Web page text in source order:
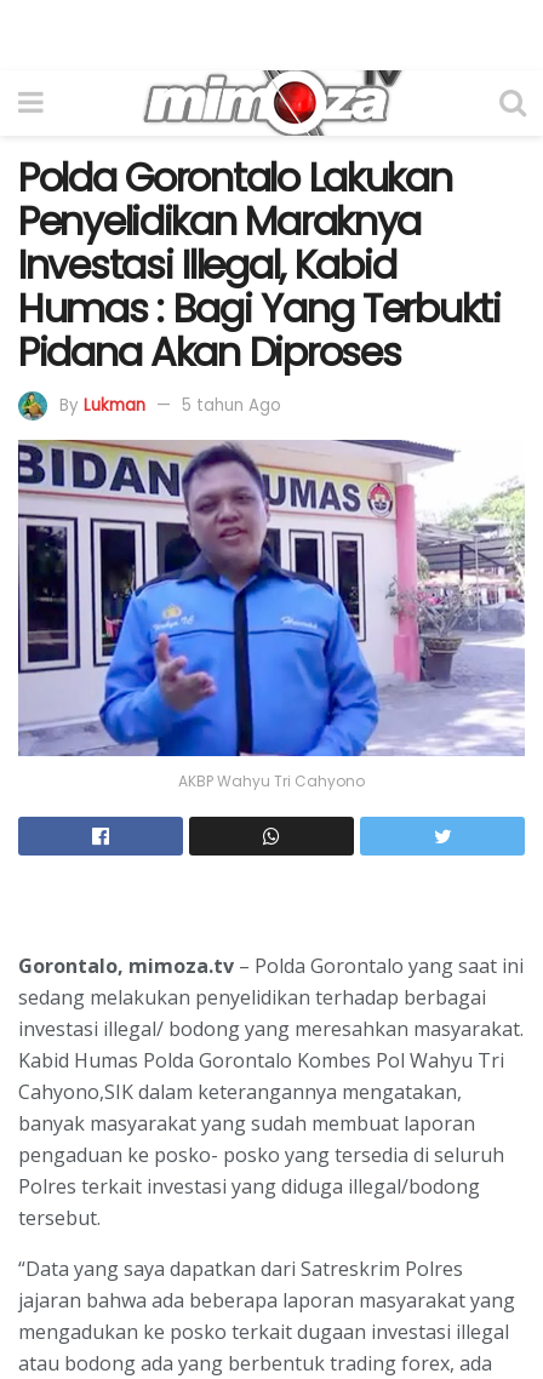
Polda Gorontalo Lakukan
Penyelidikan Maraknya
Investasi Illegal, Kabid
Humas : Bagi Yang Terbukti
Pidana Akan Diproses
By Lukman 5 tahun Ago
AKBP Wahyu Tri Cahyono
Gorontalo, mimoza.tv – Polda Gorontalo yang saat ini
sedang melakukan penyelidikan terhadap berbagai
investasi illegal/ bodong yang meresahkan masyarakat.
Kabid Humas Polda Gorontalo Kombes Pol Wahyu Tri
Cahyono,SIK dalam keterangannya mengatakan,
banyak masyarakat yang sudah membuat laporan
pengaduan ke posko- posko yang tersedia di seluruh
Polres terkait investasi yang diduga illegal/bodong
tersebut.
“Data yang saya dapatkan dari Satreskrim Polres
jajaran bahwa ada beberapa laporan masyarakat yang
mengadukan ke posko terkait dugaan investasi illegal
atau bodong ada yang berbentuk trading forex, ada